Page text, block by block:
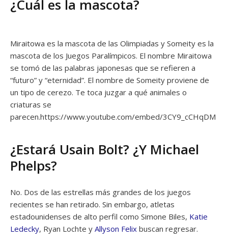
¿Cuál es la mascota?
Miraitowa es la mascota de las Olimpiadas y Someity es la
mascota de los Juegos Paralímpicos. El nombre Miraitowa
se tomó de las palabras japonesas que se refieren a
“futuro” y “eternidad”. El nombre de Someity proviene de
un tipo de cerezo. Te toca juzgar a qué animales o
criaturas se
parecen.https://www.youtube.com/embed/3CY9_cCHqDM
¿Estará Usain Bolt? ¿Y Michael
Phelps?
No. Dos de las estrellas más grandes de los juegos
recientes se han retirado. Sin embargo, atletas
estadounidenses de alto perfil como Simone Biles, Katie
Ledecky, Ryan Lochte y Allyson Felix buscan regresar.